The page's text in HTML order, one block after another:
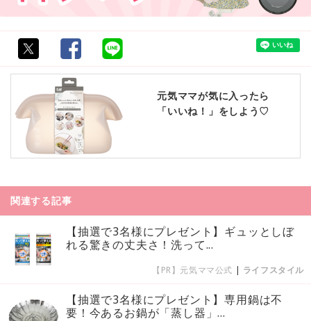
元気ママが気に入ったら
「いいね！」をしよう♡
関連する記事
【抽選で3名様にプレゼント】ギュッとしぼ
れる驚きの丈夫さ！洗って...
【PR】元気ママ公式 | ライフスタイル
【抽選で3名様にプレゼント】専用鍋は不
要！今あるお鍋が「蒸し器」...